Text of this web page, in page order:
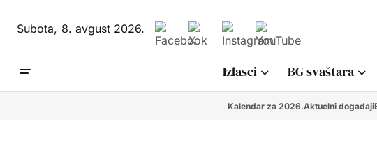
Subota,8. avgust 2026.
Izlasci BG svaštara
Kalendar za 2026.Aktuelni događaji